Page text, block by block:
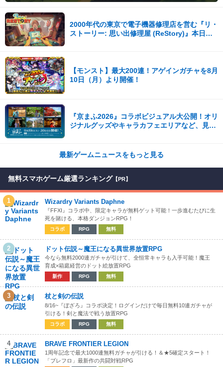
2000年代の東京で電子機器修理店を営む『リ・
ストーリー: 思い出修理屋 (ReStory)』本日
【モンスト】最大200連！アゲインガチャを8月
10日（月）より開催！
『京まふ2026』コラボビジュアル大公開！オリ
ジナルグッズやキャラカフェエリアなど、見ど
最新ゲームニュースをもっと見る
無料スマホゲーム厳選ランキング 【PR】
1 Wizardry Variants Daphne
『FFXI』コラボ中、限定キャラが無料ゲット可能！一歩進むたびに生
死を賭ける、本格ダンジョンRPG！
コラボ RPG 無料
2 ドット伝説～魔王になる異世界放置RPG
今なら無料2000連ガチャが引けて、全恒常キャラも入手可能！魔王
育成×箱庭経営のドット絵放置RPG
新作 RPG 無料
3 杖と剣の伝説
8/16~『ぼざろ』コラボ決定！ログインだけで毎日無料10連ガチャが
引ける！剣と魔法で戦う放置RPG
コラボ RPG 無料
4 BRAVE FRONTIER LEGION
1周年記念で最大1000連無料ガチャが引ける！＆★5確定スタート！
「ブレフロ」最新作の共闘対戦RPG